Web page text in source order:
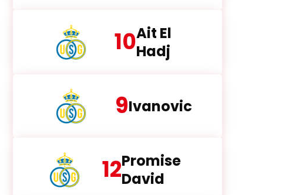
10Ait El
Hadj
9Ivanovic
12Promise
David